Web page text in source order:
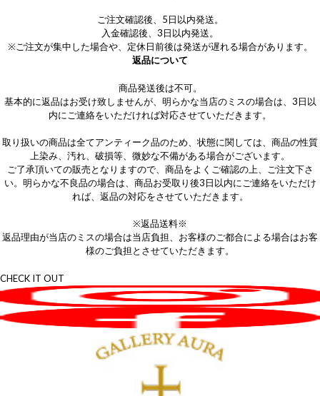
ご注文確認後、5日以内発送。
入金確認後、3日以内発送。
※ご注文が集中した場合や、定休日前後は発送が遅れる場合があります。
返品について
商品発送後は不可。
基本的に返品はお受け致しませんが、明らかな当店のミスの場合は、3日以
内にご連絡をいただければ対応させていただきます。
取り扱いの商品は全てアンティーク品のため、状態に関しては、商品の性質
上染み、汚れ、破損等、微妙な不備がある場合がございます。
ご了承頂いての販売となりますので、商品をよくご確認の上、ご注文下さ
い。明らかな不良品の場合は、商品お受取り後3日以内にご連絡をいただけ
れば、返品の対応をさせていただきます。
※返品送料※
返品理由が当店のミスの場合は当店負担、お客様のご都合による場合はお客
様のご負担とさせていただきます。
CHECK IT OUT